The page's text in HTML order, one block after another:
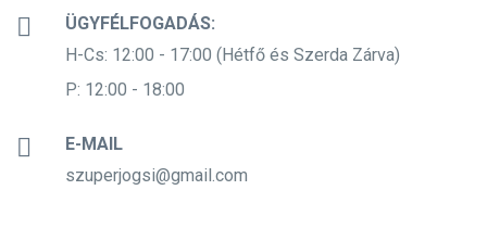
ÜGYFÉLFOGADÁS:
H-Cs: 12:00 - 17:00 (Hétfő és Szerda Zárva)
P: 12:00 - 18:00
E-MAIL
szuperjogsi@gmail.com